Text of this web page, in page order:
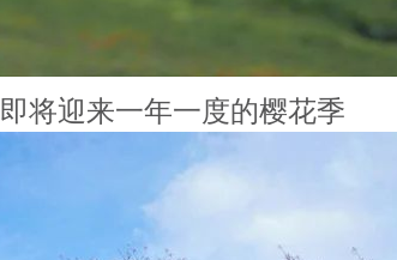
将迎来一年一度的樱花季